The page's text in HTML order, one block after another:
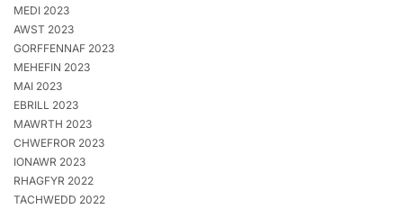
MEDI 2023
AWST 2023
GORFFENNAF 2023
MEHEFIN 2023
MAI 2023
EBRILL 2023
MAWRTH 2023
CHWEFROR 2023
IONAWR 2023
RHAGFYR 2022
TACHWEDD 2022